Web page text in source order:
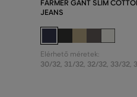
FARMER GANT SLIM
JEANS
Elérhető méretek:
30/32, 31/32, 32/32, 33/32,